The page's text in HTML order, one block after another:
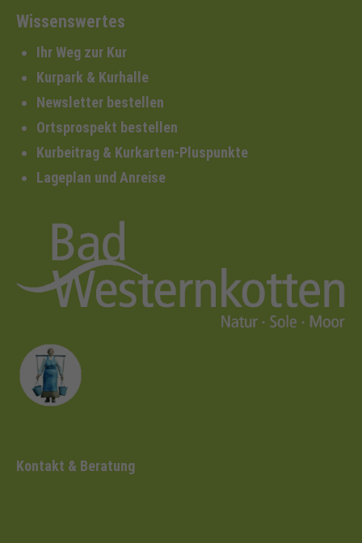
Wissenswertes
Ihr Weg zur Kur
Kurpark & Kurhalle
Newsletter bestellen
Ortsprospekt bestellen
Kurbeitrag & Kurkarten-Pluspunkte
Lageplan und Anreise
Kontakt & Beratung